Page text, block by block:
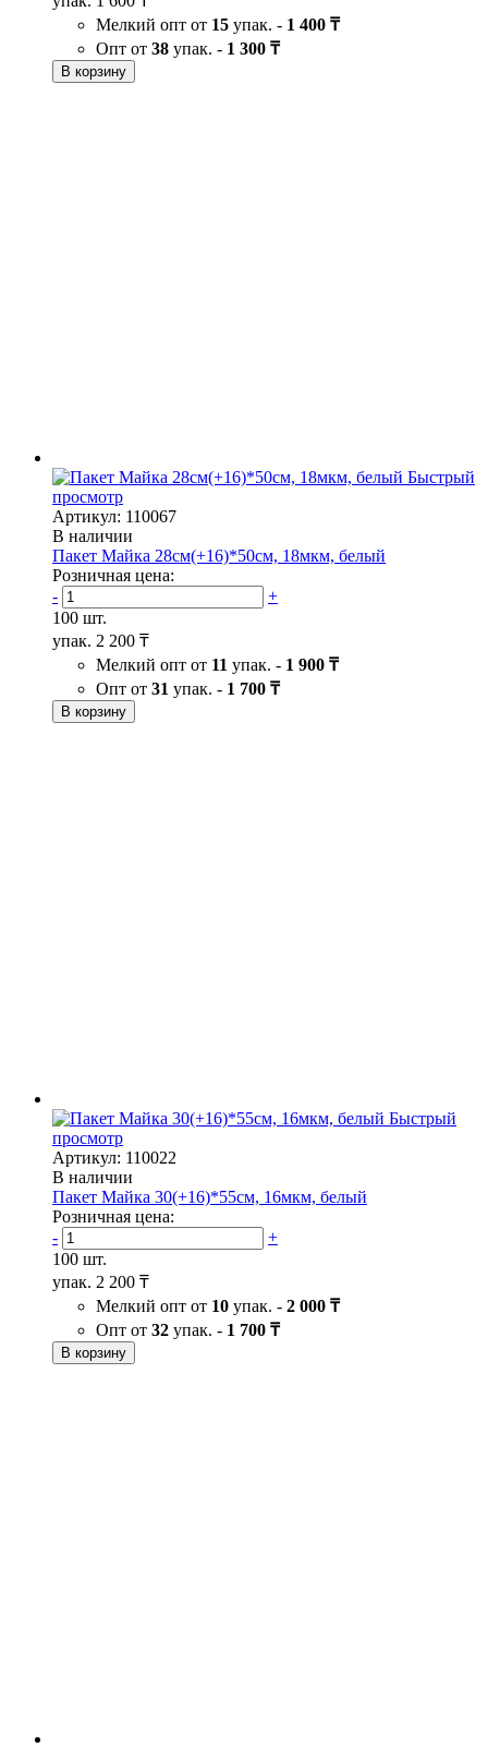
Мелкий опт от 15 упак. - 1 400 ₸
Опт от 38 упак. - 1 300 ₸
В корзину
Быстрый
просмотр
Артикул: 110067
В наличии
Пакет Майка 28см(+16)*50см, 18мкм, белый
Розничная цена:
-
+
100 шт.
упак. 2 200 ₸
Мелкий опт от 11 упак. - 1 900 ₸
Опт от 31 упак. - 1 700 ₸
В корзину
Быстрый
просмотр
Артикул: 110022
В наличии
Пакет Майка 30(+16)*55см, 16мкм, белый
Розничная цена:
-
+
100 шт.
упак. 2 200 ₸
Мелкий опт от 10 упак. - 2 000 ₸
Опт от 32 упак. - 1 700 ₸
В корзину